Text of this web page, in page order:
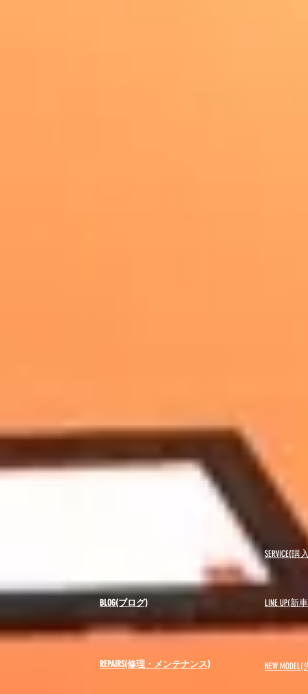
BLOG(ブログ)
SERVICE(
LINE UP(新
REPAIRS(修理・メンテナンス) NEW MODEL(